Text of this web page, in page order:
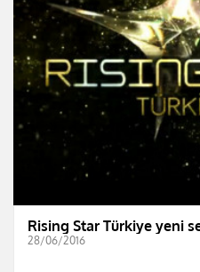
Rising Star Türkiye yeni
28/06/2016